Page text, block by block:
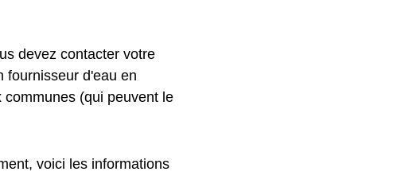
devez contacter votre
fournisseur d'eau en
(qui peuvent le
voici les informations